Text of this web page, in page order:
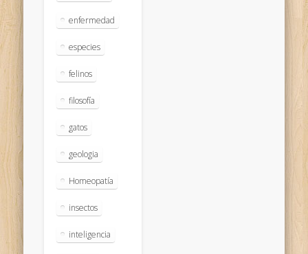
enfermedad
especies
felinos
filosofía
gatos
geologia
Homeopatía
insectos
inteligencia